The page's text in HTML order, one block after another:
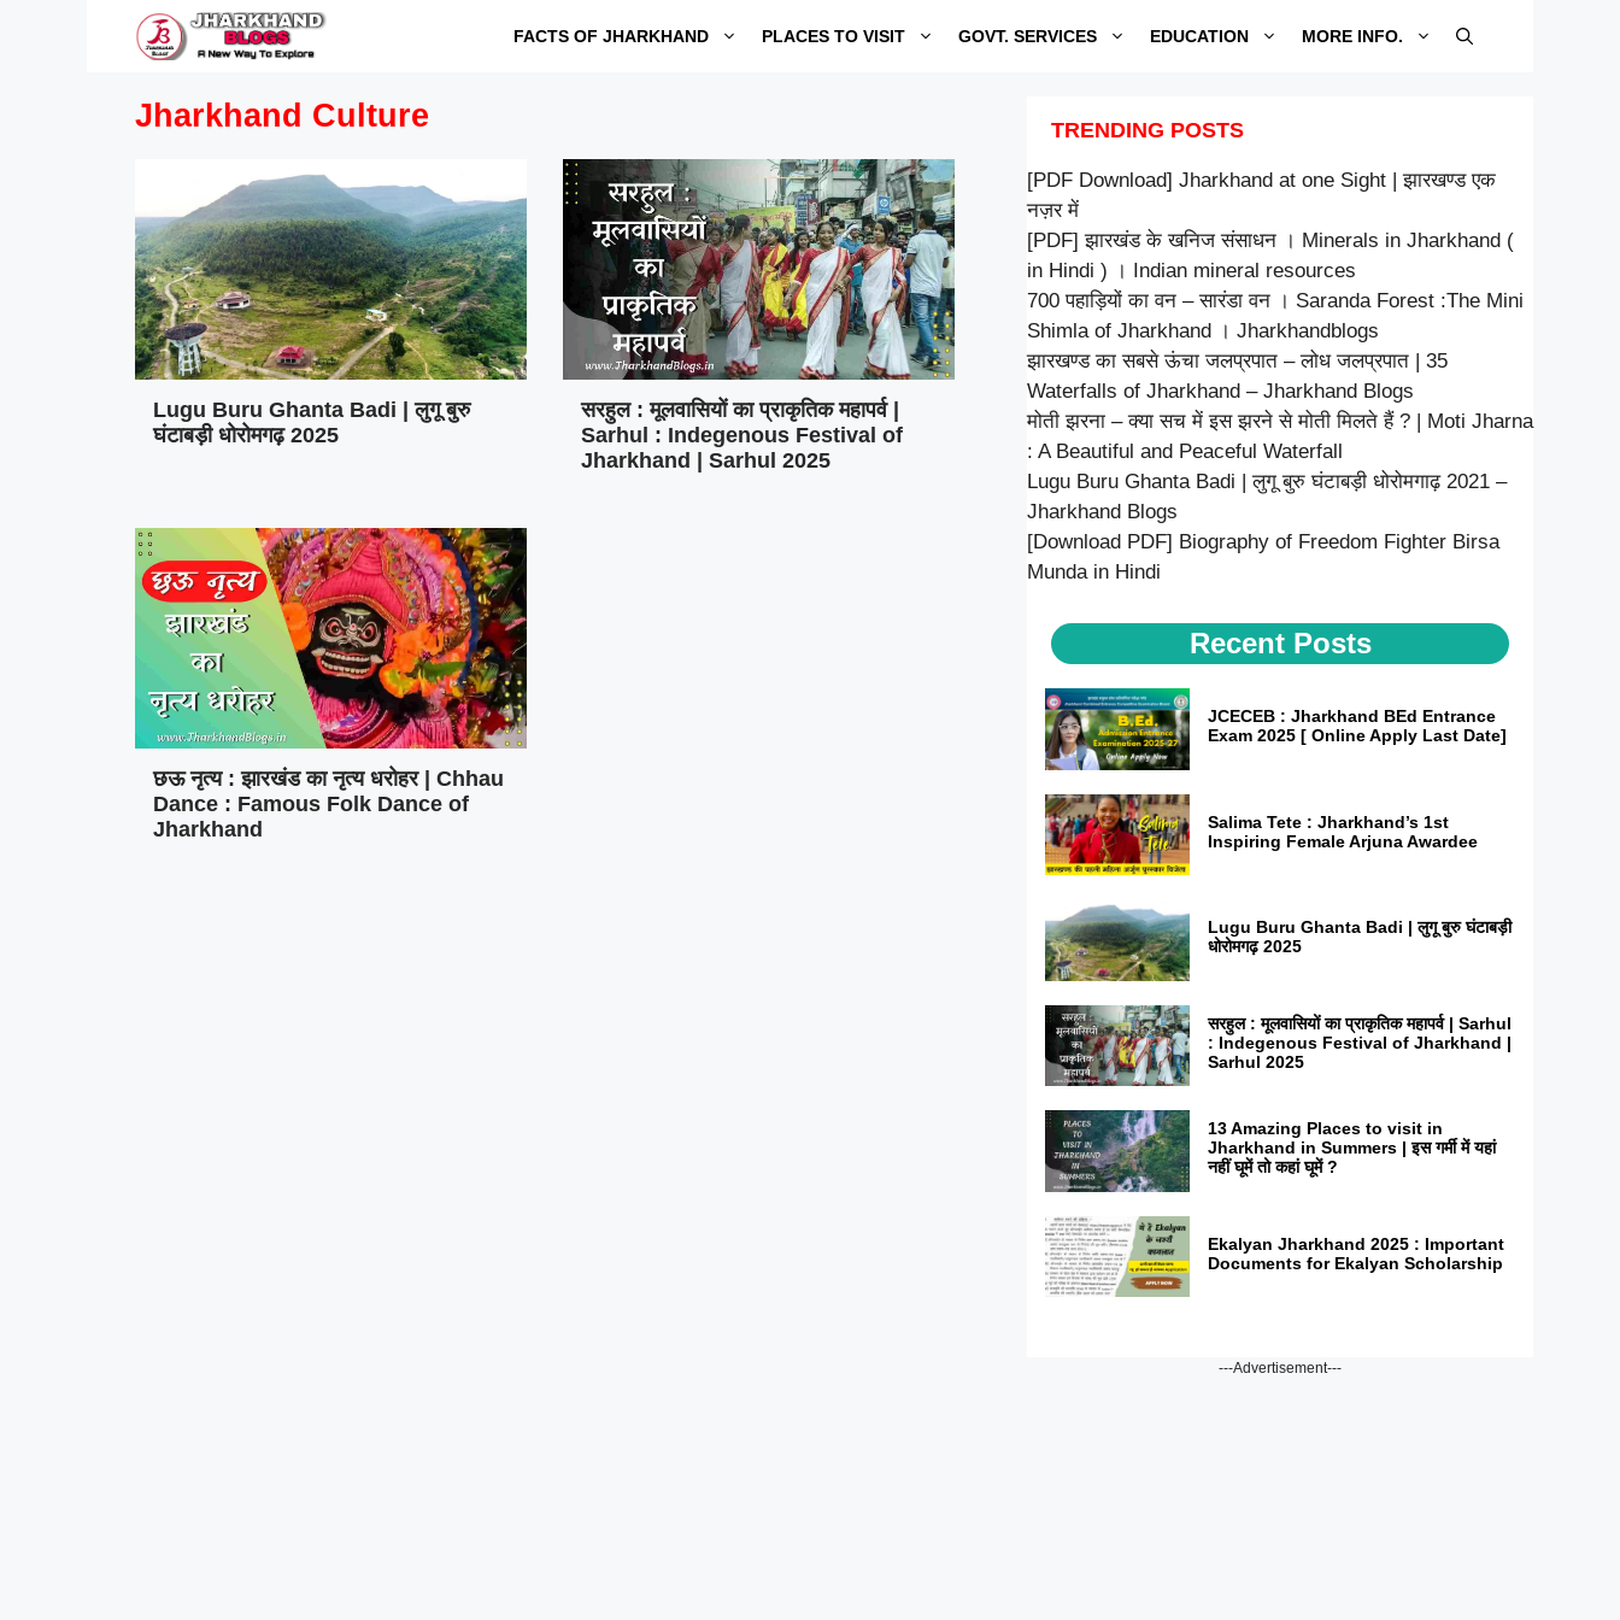
FACTS OF JHARKHAND PLACES TO VISIT GOVT. SERVICES EDUCATION MORE INFO.
Jharkhand Culture
Lugu Buru Ghanta Badi | लुगू बुरु
घंटाबड़ी धोरोमगढ़ 2025
सरहुल : मूलवासियों का प्राकृतिक महापर्व |
Sarhul : Indegenous Festival of
Jharkhand | Sarhul 2025
छऊ नृत्य : झारखंड का नृत्य धरोहर | Chhau
Dance : Famous Folk Dance of
Jharkhand
TRENDING POSTS
[PDF Download] Jharkhand at one Sight | झारखण्ड एक
नज़र में
[PDF] झारखंड के खनिज संसाधन । Minerals in Jharkhand (
in Hindi ) । Indian mineral resources
700 पहाड़ियों का वन – सारंडा वन । Saranda Forest :The Mini
Shimla of Jharkhand । Jharkhandblogs
झारखण्ड का सबसे ऊंचा जलप्रपात – लोध जलप्रपात | 35
Waterfalls of Jharkhand – Jharkhand Blogs
मोती झरना – क्या सच में इस झरने से मोती मिलते हैं ? | Moti Jharna
: A Beautiful and Peaceful Waterfall
Lugu Buru Ghanta Badi | लुगू बुरु घंटाबड़ी धोरोमगाढ़ 2021 –
Jharkhand Blogs
[Download PDF] Biography of Freedom Fighter Birsa
Munda in Hindi
Recent Posts
JCECEB : Jharkhand BEd Entrance
Exam 2025 [ Online Apply Last Date]
Salima Tete : Jharkhand’s 1st
Inspiring Female Arjuna Awardee
Lugu Buru Ghanta Badi | लुगू बुरु घंटाबड़ी
धोरोमगढ़ 2025
सरहुल : मूलवासियों का प्राकृतिक महापर्व | Sarhul
: Indegenous Festival of Jharkhand |
Sarhul 2025
13 Amazing Places to visit in
Jharkhand in Summers | इस गर्मी में यहां
नहीं घूमें तो कहां घूमें ?
Ekalyan Jharkhand 2025 : Important
Documents for Ekalyan Scholarship
---Advertisement---